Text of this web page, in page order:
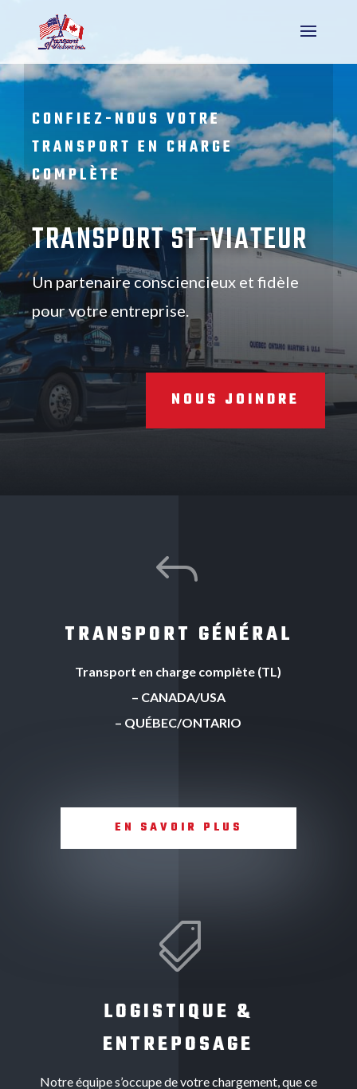
CONFIEZ-NOUS VOTRE
TRANSPORT EN CHARGE
COMPLÈTE
TRANSPORT ST-VIATEUR
Un partenaire consciencieux et fidèle
pour votre entreprise.
NOUS JOINDRE
J
TRANSPORT GÉNÉRAL
Transport en charge complète (TL)
– CANADA/USA
– QUÉBEC/ONTARIO
EN SAVOIR PLUS

LOGISTIQUE &
ENTREPOSAGE
Notre équipe s’occupe de votre chargement, que ce